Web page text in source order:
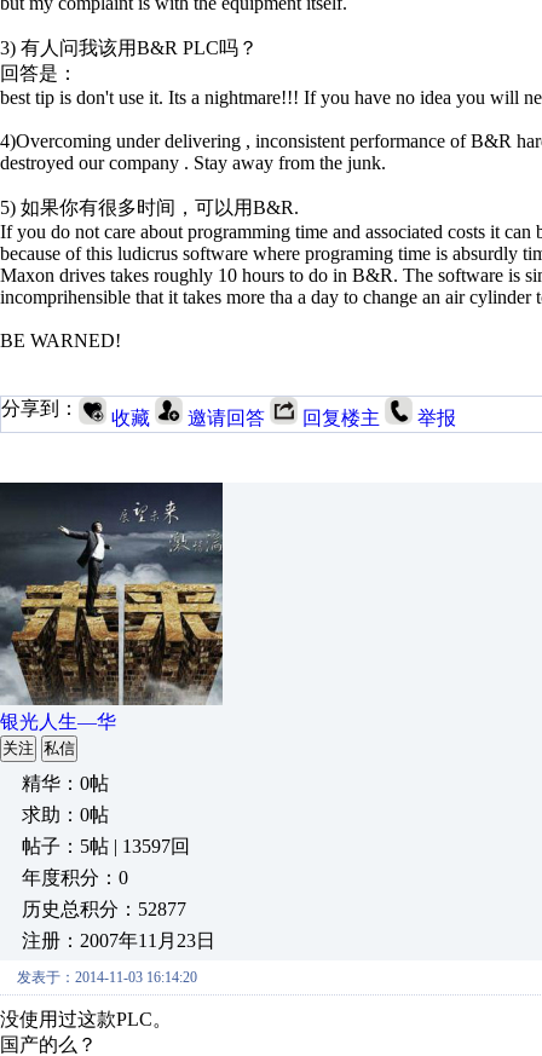
3) 有人问我该用B&R PLC吗？
回答是：
best tip is don't use it. Its a nightmare!!! If you have no idea you will
4)Overcoming under delivering , inconsistent performance of B&R
destroyed our company . Stay away from the junk.
5) 如果你有很多时间，可以用B&R.
If you do not care about programming time and associated costs it
because of this ludicrus software where programing time is absurdly
Maxon drives takes roughly 10 hours to do in B&R. The software is
incomprihensible that it takes more tha a day to change an air cylinder
BE WARNED!
分享到： 收藏 邀请回答 回复楼主 举报
银光人生—华
关注 私信
精华：0帖
求助：0帖
帖子：5帖 | 13597回
年度积分：0
历史总积分：52877
注册：2007年11月23日
发表于：2014-11-03 16:14:20
没使用过这款PLC。
国产的么？